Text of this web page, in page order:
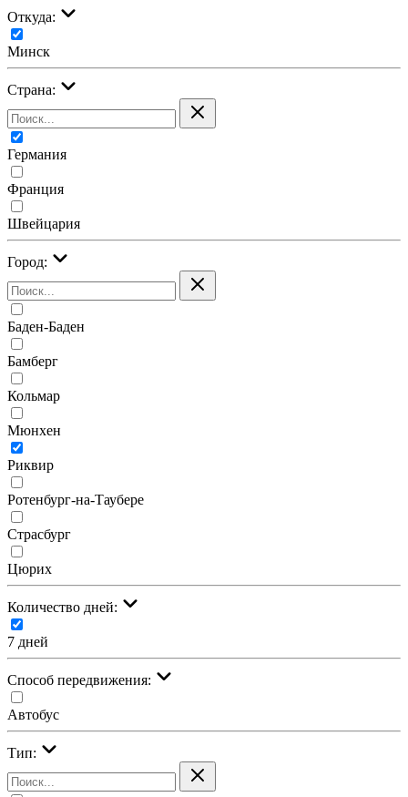
Откуда:
Минск
Страна:
Германия
Франция
Швейцария
Город:
Баден-Баден
Бамберг
Кольмар
Мюнхен
Риквир
Ротенбург-на-Таубере
Страсбург
Цюрих
Количество дней:
7 дней
Cпособ передвижения:
Автобус
Тип: